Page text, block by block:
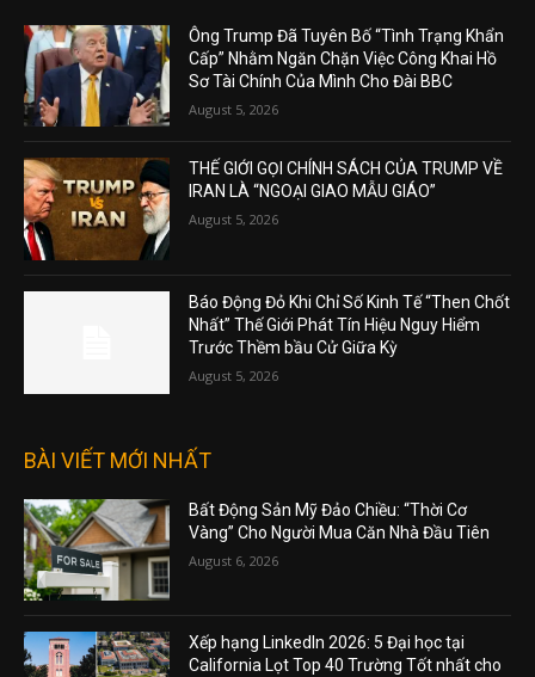
Ông Trump Đã Tuyên Bố “Tình Trạng Khẩn
Cấp” Nhằm Ngăn Chặn Việc Công Khai Hồ
Sơ Tài Chính Của Mình Cho Đài BBC
August 5, 2026
THẾ GIỚI GỌI CHÍNH SÁCH CỦA TRUMP VỀ
IRAN LÀ “NGOẠI GIAO MẪU GIÁO”
August 5, 2026
Báo Động Đỏ Khi Chỉ Số Kinh Tế “Then Chốt
Nhất” Thế Giới Phát Tín Hiệu Nguy Hiểm
Trước Thềm bầu Cử Giữa Kỳ
August 5, 2026
BÀI VIẾT MỚI NHẤT
Bất Động Sản Mỹ Đảo Chiều: “Thời Cơ
Vàng” Cho Người Mua Căn Nhà Đầu Tiên
August 6, 2026
Xếp hạng LinkedIn 2026: 5 Đại học tại
California Lọt Top 40 Trường Tốt nhất cho